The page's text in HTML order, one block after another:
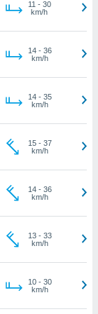
11 - 30
km/h
14- 36
km/h
14- 35
km/h
15- 37
km/h
14- 36
km/h
13- 33
km/h
10- 30
km/h